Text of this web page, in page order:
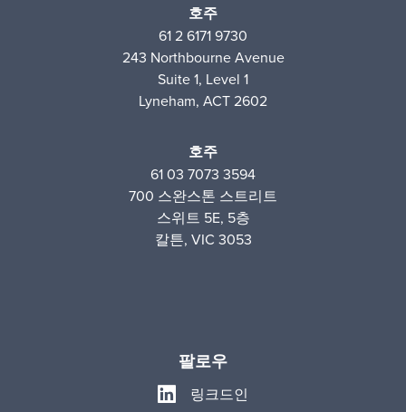
호주
61 2 6171 9730
243 Northbourne Avenue
Suite 1, Level 1
Lyneham, ACT 2602
호주
61 03 7073 3594
700 스완스톤 스트리트
스위트 5E, 5층
칼튼, VIC 3053
팔로우
링크드인